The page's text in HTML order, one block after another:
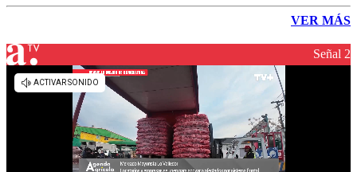
VER MÁS
Señal 2